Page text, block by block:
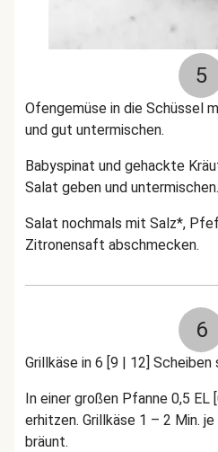
5
Ofengemüse in die Schüssel
und gut untermischen.
Babyspinat und gehackte
Salat geben und untermischen.
Salat nochmals mit Salz*,
Zitronensaft abschmecken.
6
Grillkäse in 6 [9 | 12] Scheiben
In einer großen Pfanne 0,5 EL
erhitzen. Grillkäse 1 – 2 Min.
bräunt.